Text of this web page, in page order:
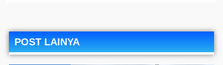
POST LAINYA